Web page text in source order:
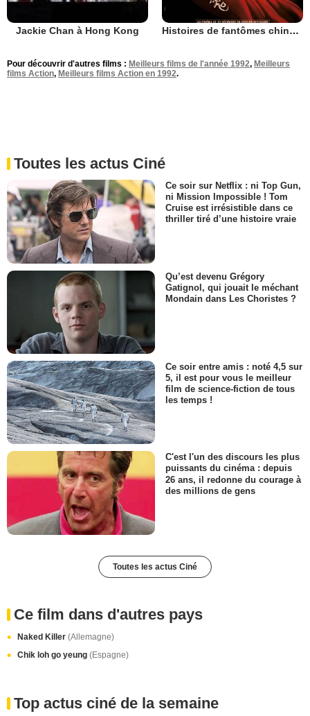
Jackie Chan à Hong Kong Histoires de fantômes chinois
Pour découvrir d'autres films : Meilleurs films de l'année 1992, Meilleurs
films Action, Meilleurs films Action en 1992.
Toutes les actus Ciné
Ce soir sur Netflix : ni Top Gun,
ni Mission Impossible ! Tom
Cruise est irrésistible dans ce
thriller tiré d’une histoire vraie
Qu’est devenu Grégory
Gatignol, qui jouait le méchant
Mondain dans Les Choristes ?
Ce soir entre amis : noté 4,5 sur
5, il est pour vous le meilleur
film de science-fiction de tous
les temps !
C'est l'un des discours les plus
puissants du cinéma : depuis
26 ans, il redonne du courage à
des millions de gens
Toutes les actus Ciné
Ce film dans d'autres pays
Naked Killer (Allemagne)
Chik loh go yeung (Espagne)
Top actus ciné de la semaine